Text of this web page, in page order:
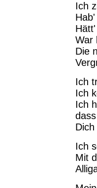
Ich
War
Die
Ich
Ich
Ich
Ich
Mit